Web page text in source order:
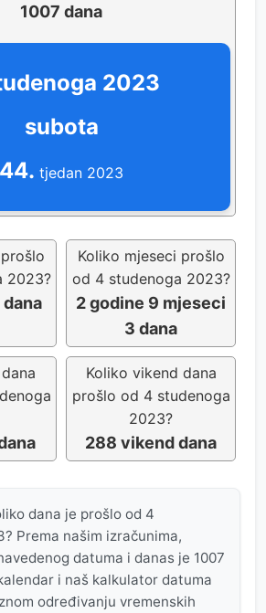
1007 dana
2023
subota
44. tjedan 2023
2023?
Koliko mjeseci prošlo
od 4 studenoga 2023?
2 godine 9 mjeseci
3 dana
Koliko vikend dana
prošlo od 4 studenoga
2023?
288 vikend dana
dana je prošlo od 4
Prema našim izračunima,
datuma i danas je 1007
i naš kalkulator datuma
određivanju vremenskih